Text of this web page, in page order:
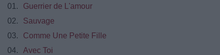
01.
Guerrier de L'amour
02.
Sauvage
03.
Comme Une Petite Fille
04.
Avec Toi